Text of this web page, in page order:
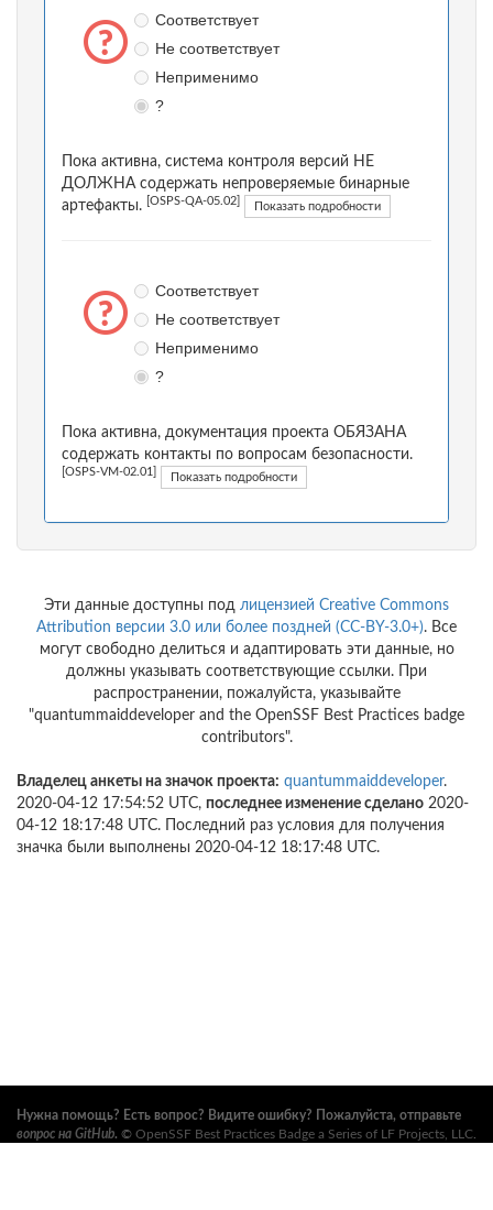
Соответствует
Не соответствует
Неприменимо
?
Пока активна, система контроля версий НЕ
ДОЛЖНА содержать непроверяемые бинарные
артефакты.
[OSPS-QA-05.02] Показать подробности
Соответствует
Не соответствует
Неприменимо
?
Пока активна, документация проекта ОБЯЗАНА
содержать контакты по вопросам безопасности.
[OSPS-VM-02.01] Показать подробности
Эти данные доступны под лицензией Creative Commons
Attribution версии 3.0 или более поздней (CC-BY-3.0+). Все
могут свободно делиться и адаптировать эти данные, но
должны указывать соответствующие ссылки. При
распространении, пожалуйста, указывайте
"quantummaiddeveloper and the OpenSSF Best Practices badge
contributors".
Владелец анкеты на значок проекта: quantummaiddeveloper.
2020-04-12 17:54:52 UTC, последнее изменение сделано 2020-
04-12 18:17:48 UTC. Последний раз условия для получения
значка были выполнены 2020-04-12 18:17:48 UTC.
Нужна помощь? Есть вопрос? Видите ошибку? Пожалуйста, отправьте
вопрос на GitHub. © OpenSSF Best Practices Badge a Series of LF Projects, LLC